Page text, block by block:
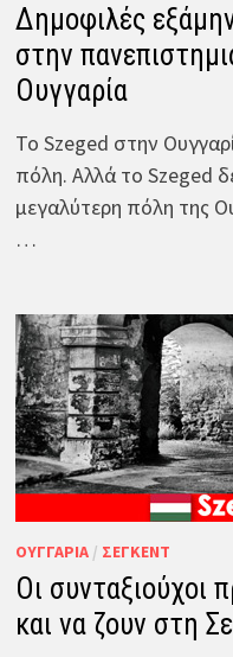
Δημοφιλές
στην
Ουγγαρία
Το Szeged στην
πόλη. Αλλά το Szeged
μεγαλύτερη πόλη της
…
ΟΥΓΓΑΡΊΑ/ ΣΈΓΚΕΝΤ
Οι συνταξιούχοι
και να ζουν στη